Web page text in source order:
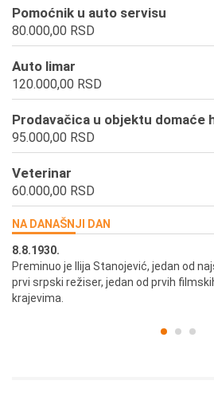
Pomoćnik u auto servisu
80.000,00 RSD
Auto limar
120.000,00 RSD
Prodavačica u objektu domaće
95.000,00 RSD
Veterinar
60.000,00 RSD
NA DANAŠNJI DAN
8.8.1930.
Preminuo je Ilija Stanojević, jedan od
prvi srpski režiser, jedan od prvih
krajevima.